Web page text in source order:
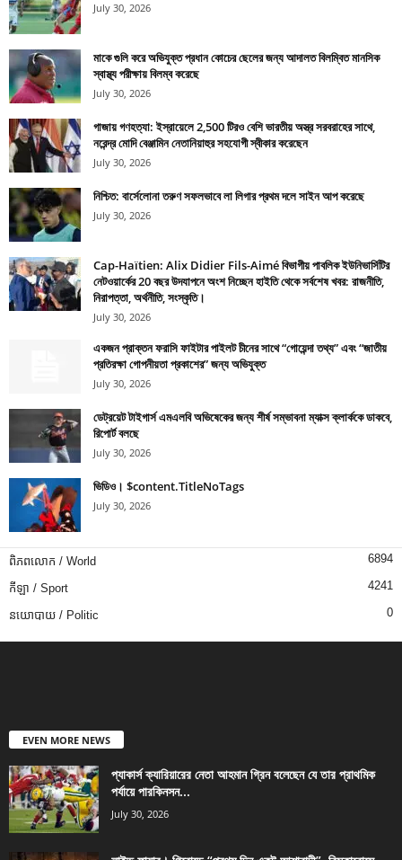
July 30, 2026
মাকে গুলি করে অভিযুক্ত প্রধান কোচের ছেলের জন্য আদালত বিলম্বিত মানসিক
স্বাস্থ্য পরীক্ষায় বিলম্ব করেছে
July 30, 2026
গাজায় গণহত্যা: ইস্রায়েলে 2,500 টিরও বেশি ভারতীয় অস্ত্র সরবরাহের সাথে,
নরেন্দ্র মোদি বেঞ্জামিন নেতানিয়াহুর সহযোগী স্বীকার করেছেন
July 30, 2026
নিশ্চিত: বার্সেলোনা তরুণ সফলভাবে লা লিগার প্রথম দলে সাইন আপ করেছে
July 30, 2026
Cap-Haïtien: Alix Didier Fils-Aimé বিভাগীয় পাবলিক ইউনিভার্সিটির
নেটওয়ার্কের 20 বছর উদযাপনে অংশ নিচ্ছেন হাইতি থেকে সর্বশেষ খবর: রাজনীতি,
নিরাপত্তা, অর্থনীতি, সংস্কৃতি।
July 30, 2026
একজন প্রাক্তন ফরাসি ফাইটার পাইলট চীনের সাথে “গোয়েন্দা তথ্য” এবং “জাতীয়
প্রতিরক্ষা গোপনীয়তা প্রকাশের” জন্য অভিযুক্ত
July 30, 2026
ডেট্রয়েট টাইগার্স এমএলবি অভিষেকের জন্য শীর্ষ সম্ভাবনা ম্যাক্স ক্লার্ককে ডাকবে,
রিপোর্ট বলছে
July 30, 2026
ভিডিও। $content.TitleNoTags
July 30, 2026
ពិភពលោក / World 6894
កីឡា / Sport 4241
នយោបាយ / Politic 0
EVEN MORE NEWS
প্যাকার্স ক্যারিয়ারের নেতা আহমান গ্রিন বলেছেন যে তার প্রাথমিক
পর্যায়ে পারকিনসন...
July 30, 2026